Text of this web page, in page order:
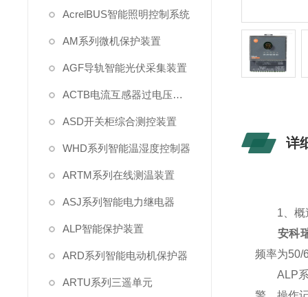
AcrelBUS智能照明控制系统
AM系列微机保护装置
AGF导轨智能光伏采集装置
ACTB电流互感器过电压保护
ASD开关柜综合测控装置
WHD系列智能温湿度控制器
ARTM系列在线测温装置
ASJ系列智能电力继电器
ALP智能保护装置
ARD系列智能电动机保护器
ARTU系列三遥单元
详
1、概
安科
频率为50/
ALP系